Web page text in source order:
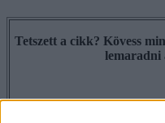
Tetszett a cikk? Kövess
lemaradni